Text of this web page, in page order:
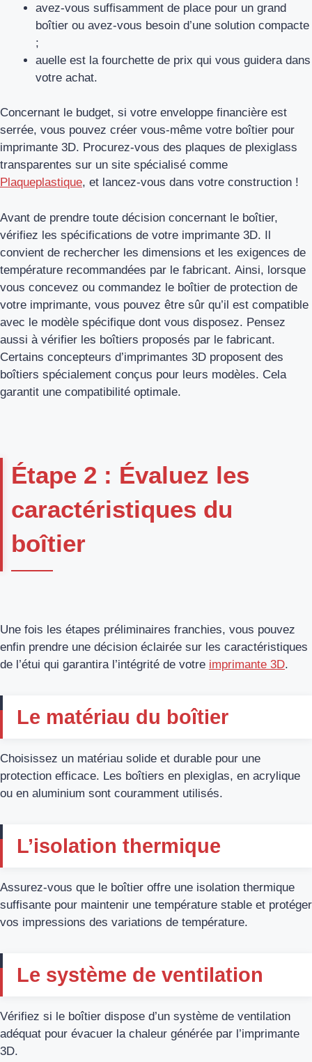
avez-vous suffisamment de place pour un grand
boîtier ou avez-vous besoin d’une solution compacte
;
auelle est la fourchette de prix qui vous guidera dans
votre achat.
Concernant le budget, si votre enveloppe financière est
serrée, vous pouvez créer vous-même votre boîtier pour
imprimante 3D. Procurez-vous des plaques de plexiglass
transparentes sur un site spécialisé comme
Plaqueplastique, et lancez-vous dans votre construction !
Avant de prendre toute décision concernant le boîtier,
vérifiez les spécifications de votre imprimante 3D. Il
convient de rechercher les dimensions et les exigences de
température recommandées par le fabricant. Ainsi, lorsque
vous concevez ou commandez le boîtier de protection de
votre imprimante, vous pouvez être sûr qu’il est compatible
avec le modèle spécifique dont vous disposez. Pensez
aussi à vérifier les boîtiers proposés par le fabricant.
Certains concepteurs d’imprimantes 3D proposent des
boîtiers spécialement conçus pour leurs modèles. Cela
garantit une compatibilité optimale.
Étape 2 : Évaluez les
caractéristiques du
boîtier
Une fois les étapes préliminaires franchies, vous pouvez
enfin prendre une décision éclairée sur les caractéristiques
de l’étui qui garantira l’intégrité de votre imprimante 3D.
Le matériau du boîtier
Choisissez un matériau solide et durable pour une
protection efficace. Les boîtiers en plexiglas, en acrylique
ou en aluminium sont couramment utilisés.
L’isolation thermique
Assurez-vous que le boîtier offre une isolation thermique
suffisante pour maintenir une température stable et protéger
vos impressions des variations de température.
Le système de ventilation
Vérifiez si le boîtier dispose d’un système de ventilation
adéquat pour évacuer la chaleur générée par l’imprimante
3D.